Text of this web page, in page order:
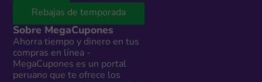
Rebajas de temporada
Sobre MegaCupones
Ahorra tiempo y dinero en tus
compras en línea -
MegaCupones es un portal
peruano que te ofrece los